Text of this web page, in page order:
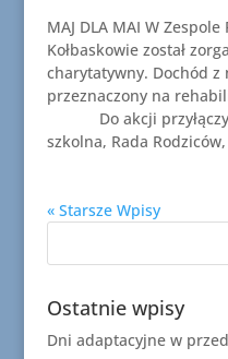
MAJ DLA MAI W
Kołbaskowie został
charytatywny. Dochód z
przeznaczony na
Do akcji przyłączyła
szkolna, Rada
« Starsze Wpisy
Ostatnie wpisy
Dni adaptacyjne w